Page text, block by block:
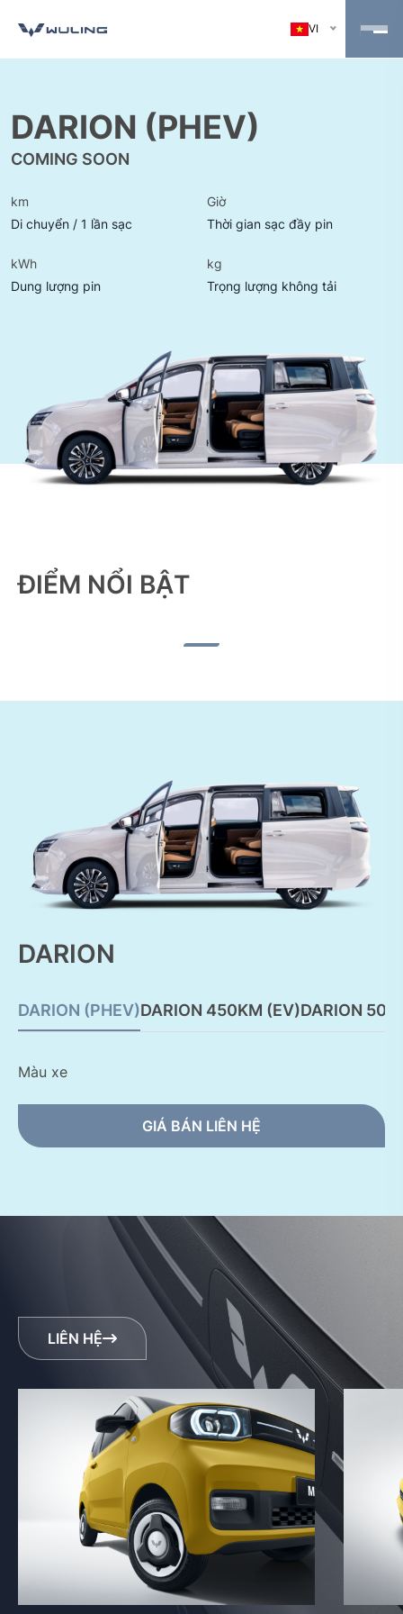
VI
DARION (PHEV)
COMING SOON
km
Di chuyển / 1 lần sạc
Giờ
Thời gian sạc đầy pin
kWh
Dung lượng pin
kg
Trọng lượng không tải
ĐIỂM NỔI BẬT
DARION
DARION (PHEV)DARION 450KM (EV)DARION
Màu xe
GIÁ BÁN LIÊN HỆ
LIÊN HỆ